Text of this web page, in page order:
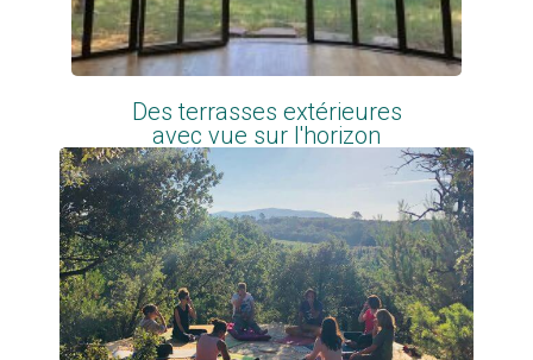
Des terrasses extérieures
avec vue sur l'horizon